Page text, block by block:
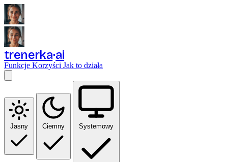
trenerka ai
Funkcje Korzyści Jak to działa
Jasny Ciemny Systemowy